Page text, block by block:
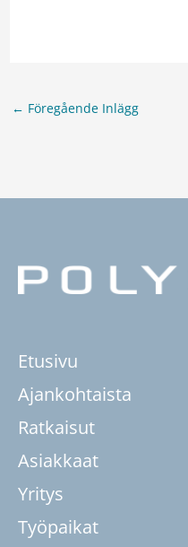
← Föregående Inlägg
Etusivu
Ajankohtaista
Ratkaisut
Asiakkaat
Yritys
Työpaikat